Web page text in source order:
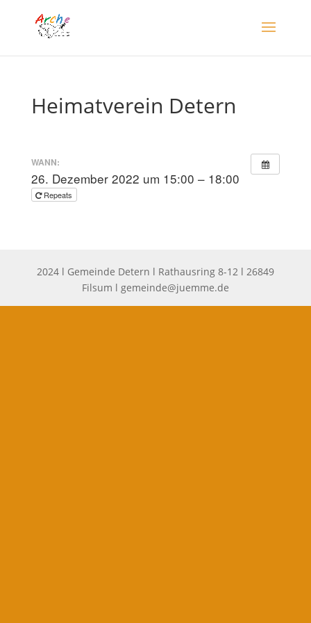
Heimatverein Detern
WANN:
26. Dezember 2022 um 15:00 – 18:00
Repeats
2024 l Gemeinde Detern l Rathausring 8-12 l 26849
Filsum l gemeinde@juemme.de